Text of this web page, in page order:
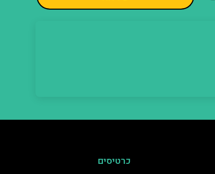
כרטיסים